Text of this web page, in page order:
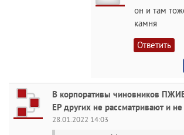
он и там
камня
Ответить
В корпоративы чиновников
ЕР других не рассматривают и
28.01.2022 14:03